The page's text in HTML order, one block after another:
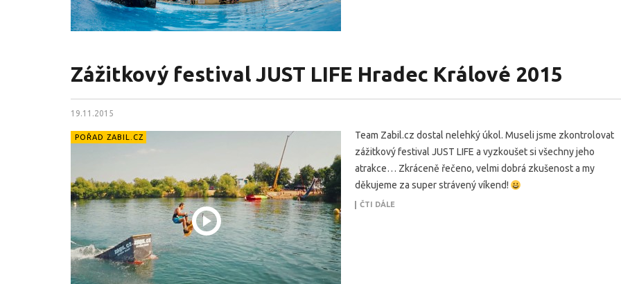
Zážitkový festival JUST LIFE Hradec Králové 2015
19.11.2015
POŘAD ZABIL.CZ
Team Zabil.cz dostal nelehký úkol. Museli jsme zkontrolovat
zážitkový festival JUST LIFE a vyzkoušet si všechny jeho
atrakce… Zkráceně řečeno, velmi dobrá zkušenost a my
děkujeme za super strávený víkend!
ČTI DÁLE